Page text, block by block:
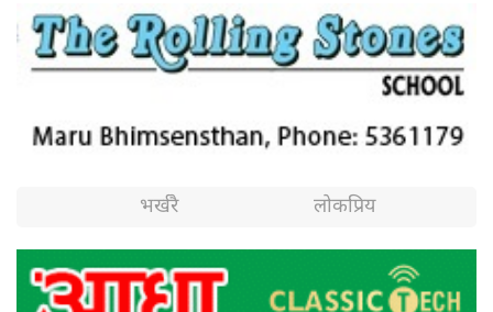
भर्खरै लोकप्रिय